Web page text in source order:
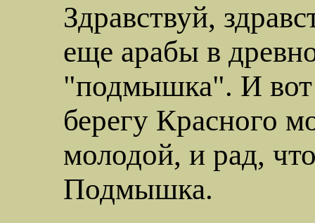
Здравствуй,
еще арабы в
"подмышка". И вот
берегу Красного
молодой, и рад,
Подмышка.